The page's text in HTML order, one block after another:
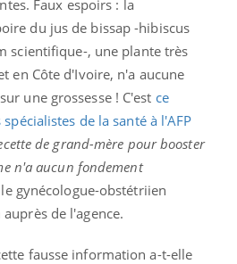
Faux espoirs : la
du jus de bissap -hibiscus
scientifique-, une plante très
en Côte d'Ivoire, n'a aucune
une grossesse ! C'est ce
de la santé à l'AFP
de grand-mère pour booster
n'a aucun fondement
gynécologue-obstétriien
de l'agence.
fausse information a-t-elle